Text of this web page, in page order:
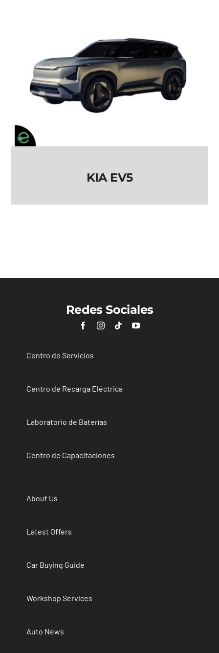
KIA EV5
Redes Sociales
Centro de Servicios
Centro de Recarga Eléctrica
Laboratorio de Baterías
Centro de Capacitaciones
About Us
Latest Offers
Car Buying Guide
Workshop Services
Auto News